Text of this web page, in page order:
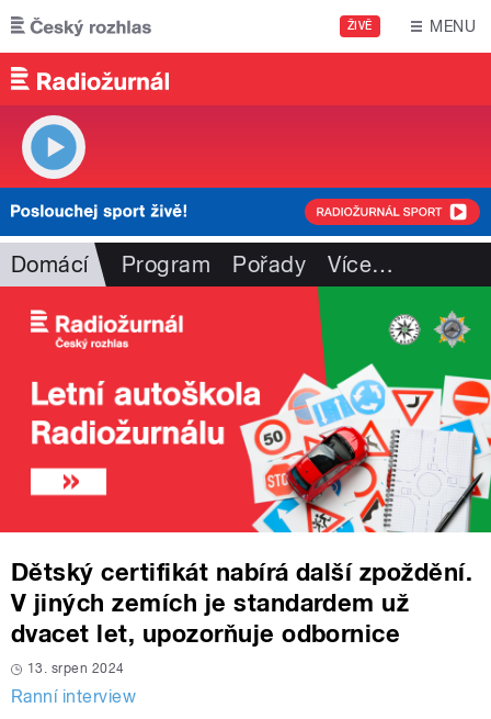
Přejít k hlavnímu obsahu
ŽIVĚ MENU
Domácí Program Pořady Více…
Dětský certifikát nabírá další zpoždění.
V jiných zemích je standardem už
dvacet let, upozorňuje odbornice
13. srpen 2024
Ranní interview